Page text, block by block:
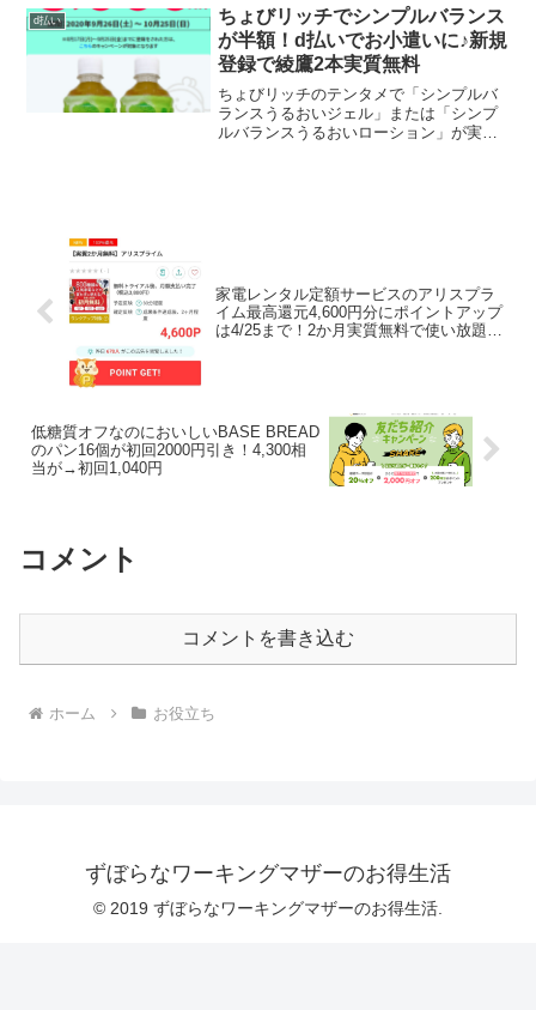
引けるチケットを１枚プレゼント当選す
れば、す...
d払い
ちょびリッチでシンプルバランス
が半額！d払いでお小遣いに♪新規
登録で綾鷹2本実質無料
ちょびリッチのテンタメで「シンプルバ
ランスうるおいジェル」または「シンプ
ルバランスうるおいローション」が実質
家電レンタル定額サービスのアリスプラ
イム最高還元4,600円分にポイントアップ
は4/25まで！2か月実質無料で使い放題さ
低糖質オフなのにおいしいBASE BREAD
のパン16個が初回2000円引き！4,300相
当が→初回1,040円
コメント
コメントを書き込む
ホーム お役立ち
ずぼらなワーキングマザーのお得生活
© 2019 ずぼらなワーキングマザーのお得生活.